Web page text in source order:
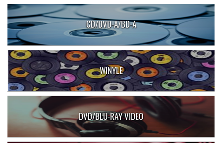
CD/DVD-A/BD-A
WINYLE
DVD/BLU-RAY VIDEO